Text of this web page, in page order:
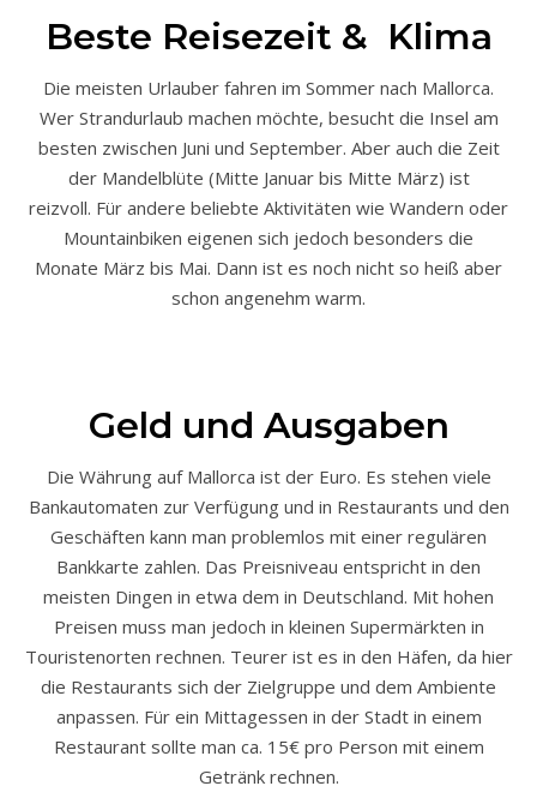
Beste Reisezeit & Klima
Die meisten Urlauber fahren im Sommer nach Mallorca.
Wer Strandurlaub machen möchte, besucht die Insel am
besten zwischen Juni und September. Aber auch die Zeit
der Mandelblüte (Mitte Januar bis Mitte März) ist
reizvoll. Für andere beliebte Aktivitäten wie Wandern oder
Mountainbiken eigenen sich jedoch besonders die
Monate März bis Mai. Dann ist es noch nicht so heiß aber
schon angenehm warm.
Geld und Ausgaben
Die Währung auf Mallorca ist der Euro. Es stehen viele
Bankautomaten zur Verfügung und in Restaurants und den
Geschäften kann man problemlos mit einer regulären
Bankkarte zahlen. Das Preisniveau entspricht in den
meisten Dingen in etwa dem in Deutschland. Mit hohen
Preisen muss man jedoch in kleinen Supermärkten in
Touristenorten rechnen. Teurer ist es in den Häfen, da hier
die Restaurants sich der Zielgruppe und dem Ambiente
anpassen. Für ein Mittagessen in der Stadt in einem
Restaurant sollte man ca. 15€ pro Person mit einem
Getränk rechnen.